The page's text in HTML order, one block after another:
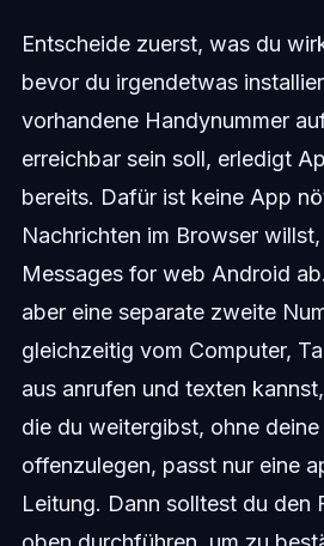
Entscheide zuerst, was du
bevor du irgendetwas
vorhandene Handynummer
erreichbar sein soll, erledigt
bereits. Dafür ist keine App
Nachrichten im Browser
Messages for web Android
aber eine separate zweite
gleichzeitig vom Computer,
aus anrufen und texten
die du weitergibst, ohne
offenzulegen, passt nur eine
Leitung. Dann solltest du den